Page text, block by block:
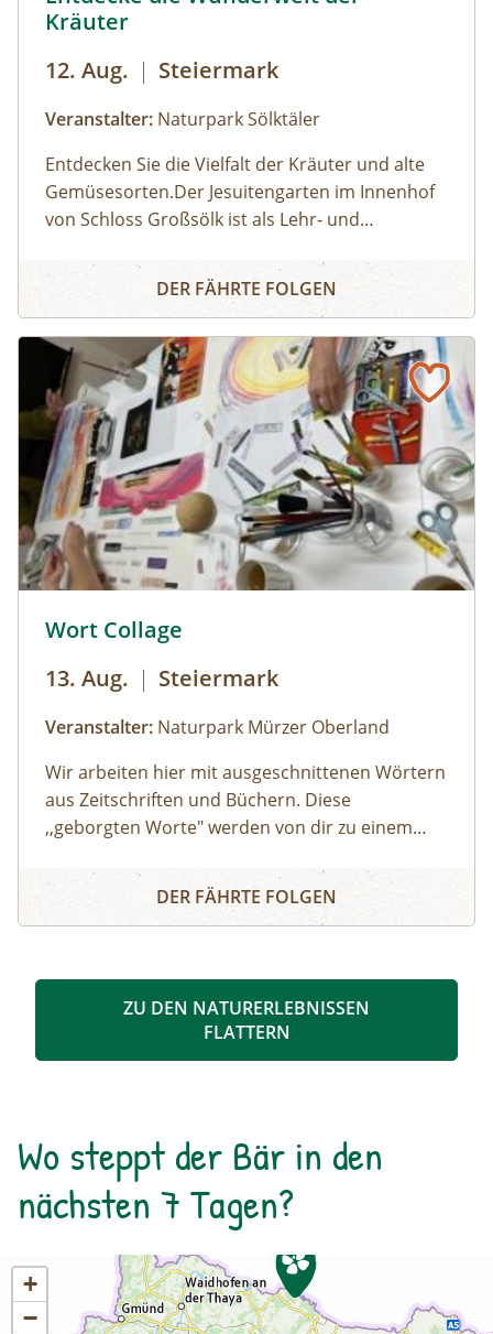
Kräuter
12. Aug. | Steiermark
Veranstalter: Naturpark Sölktäler
Entdecken Sie die Vielfalt der Kräuter und alte
Gemüsesorten.Der Jesuitengarten im Innenhof
von Schloss Großsölk ist als Lehr- und
gedeihen hier viele Heil- und Gewürzkräuter
sowie neue und alte, in Vergessenheit geratene
der Kräuterführung mit Martha teilnehmen,
können die Kinder bei einer Kinderführung
einen lustigen Streifzug durch den
Jesuitengarten machen.Dauer: 2
StundenKosten: Erwachsene € 14,- | Kinder (6-
14 Jahre) € 10,- | gratis mit der Sommercard
Entdecke die Wunderwelt der Kräuter
DER FÄHRTE FOLGEN
Wort Collage
13. Aug. | Steiermark
Veranstalter: Naturpark Mürzer Oberland
Wir arbeiten hier mit ausgeschnittenen Wörtern
aus Zeitschriften und Büchern. Diese
,,geborgten Worte" werden von dir zu einem
Worte können herumgeschoben oder
zurechtgeschnitten werden, bis eine für dich
Anschluss mit unterschiedlichen Materealien
Wort Collage
DER FÄHRTE FOLGEN
ZU DEN NATURERLEBNISSEN
FLATTERN
Wo steppt der Bär in den
nächsten 7 Tagen?
+
−